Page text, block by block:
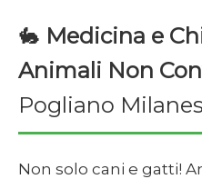
🐇 Medicina e
Animali Non
Pogliano
Non solo cani e gatti!